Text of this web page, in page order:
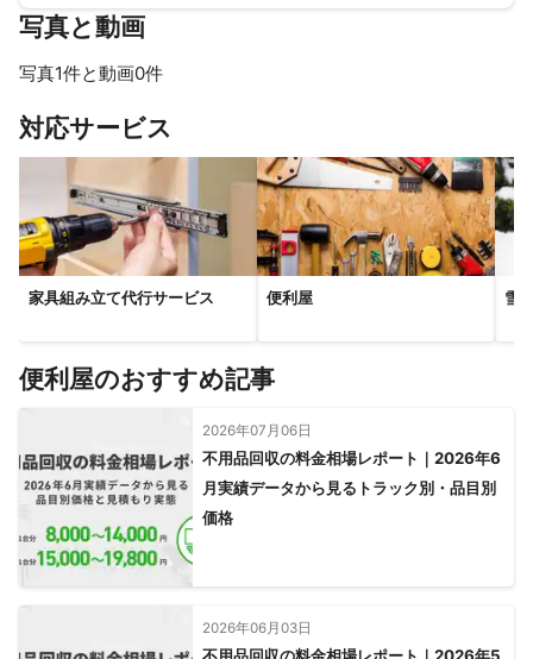
写真と動画
写真1件と動画0件
対応サービス
家具組み立て代行サービス 便利屋 雪
便利屋のおすすめ記事
2026年07月06日
不用品回収の料金相場レポート｜2026年6
月実績データから見るトラック別・品目別
価格
2026年06月03日